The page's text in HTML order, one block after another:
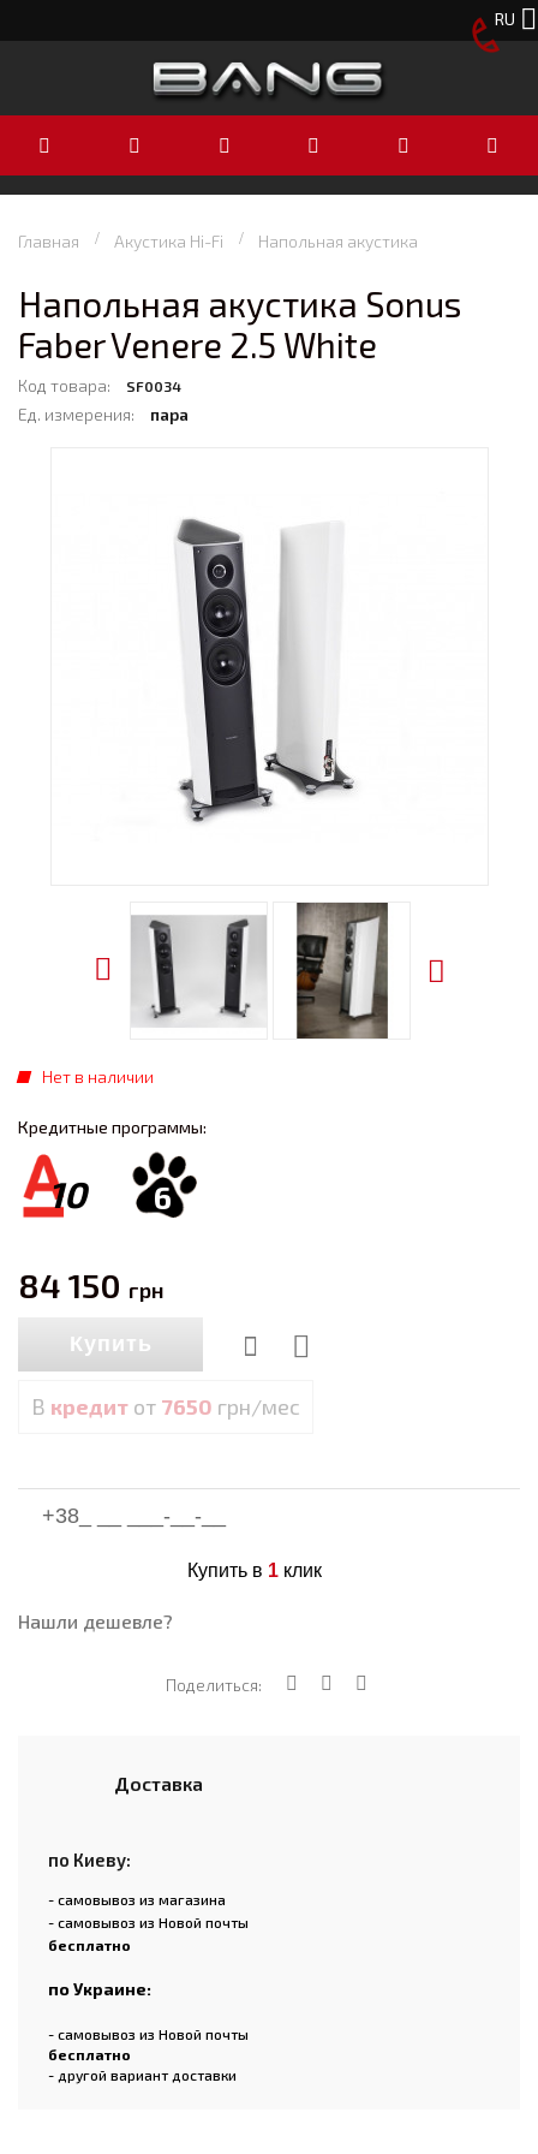
RU
Главная Акустика Hi-Fi Напольная акустика
Напольная акустика Sonus
Faber Venere 2.5 White
Код товара: SF0034
Ед. измерения: пара
Нет в наличии
Кредитные программы:
10 6
84 150 грн
Купить
В кредит от 7650 грн/мес
Купить в 1клик
Нашли дешевле?
Поделиться:
Доставка
по Киеву:
- самовывоз из магазина
- самовывоз из Новой почты
бесплатно
по Украине:
- самовывоз из Новой почты
бесплатно
- другой вариант доставки